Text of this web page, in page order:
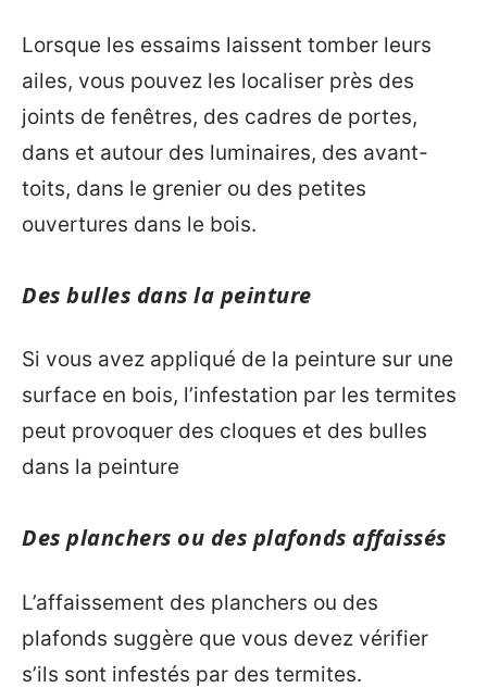
Lorsque les essaims laissent tomber leurs
ailes, vous pouvez les localiser près des
joints de fenêtres, des cadres de portes,
dans et autour des luminaires, des avant-
toits, dans le grenier ou des petites
ouvertures dans le bois.
Des bulles dans la peinture
Si vous avez appliqué de la peinture sur une
surface en bois, l’infestation par les termites
peut provoquer des cloques et des bulles
dans la peinture
Des planchers ou des plafonds affaissés
L’affaissement des planchers ou des
plafonds suggère que vous devez vérifier
s’ils sont infestés par des termites.